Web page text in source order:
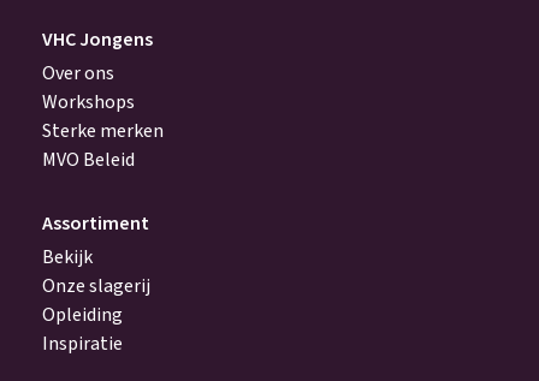
VHC Jongens
Over ons
Workshops
Sterke merken
MVO Beleid
Assortiment
Bekijk
Onze slagerij
Opleiding
Inspiratie